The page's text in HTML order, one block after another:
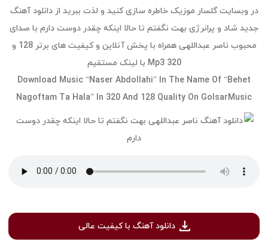
در وبسایت گلسار موزیک خاطره سازی کنید و لذت ببرید از دانلود آهنگ
جدید شاد و پرانرژی بهت نگفتم تا حالا اینکه چقدر دوست دارم با صدای
محبوب ناصر عبداللهی همراه با پخش آنلاین و کیفیت های برتر 128 و
320 Mp3 با لینک مستقیم
Download Music “Naser Abdollahi” In The Name Of “Behet
Nagoftam Ta Hala” In 320 And 128 Quality On GolsarMusic
دانلود آهنگ با کیفیت عالی